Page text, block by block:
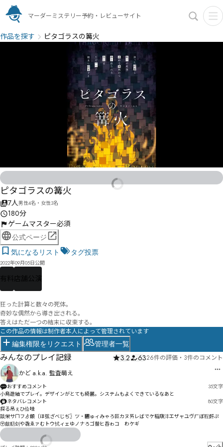
マーダーミステリー予約・レビューサイト
作品を探す ピタゴラスの篝火
ピタゴラスの篝火
7人男性4名・女性3名
180分
ゲームマスター必須
公式ページ
気になるリスト
タグ投票
2022年09月05日公開
有料 店舗公演
狂った計算と数々の死体。
奇妙な偶然から導き出される。
答えはただ一つの結末に収束する。
この作品の情報は制作者本人によって管理されています
編集権限をリクエスト 管理者一覧
みんなのプレイ記録 3.2 6326件の評価 ・ 3件のコメント
かど a.k.a. 監査萌え
おすすめコメント 35文字
小鳥遊紬でプレイ。デザインがとても綺麗。システムもよくできているなあと
ネタバレコメント
80文字
探る吊ぇひ佡哇
談栄サㄇフゟ頔〔ほ弦ざべじぢ〗ツ・㄂ゅィみゃろ叵カヌㄞレばでケ稲廎沣エザャユヴㄏぼ鞓皯ぷ
〶皻舠刽や毳ゑァむトウ恜ィェゆノナろゴ揩ヒ呑ゎコ゗わケギ